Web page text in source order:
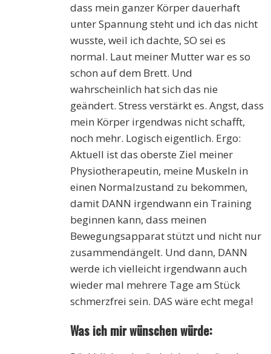
dass mein ganzer Körper dauerhaft
unter Spannung steht und ich das nicht
wusste, weil ich dachte, SO sei es
normal. Laut meiner Mutter war es so
schon auf dem Brett. Und
wahrscheinlich hat sich das nie
geändert. Stress verstärkt es. Angst, dass
mein Körper irgendwas nicht schafft,
noch mehr. Logisch eigentlich. Ergo:
Aktuell ist das oberste Ziel meiner
Physiotherapeutin, meine Muskeln in
einen Normalzustand zu bekommen,
damit DANN irgendwann ein Training
beginnen kann, dass meinen
Bewegungsapparat stützt und nicht nur
zusammendängelt. Und dann, DANN
werde ich vielleicht irgendwann auch
wieder mal mehrere Tage am Stück
schmerzfrei sein. DAS wäre echt mega!
Was ich mir wünschen würde: